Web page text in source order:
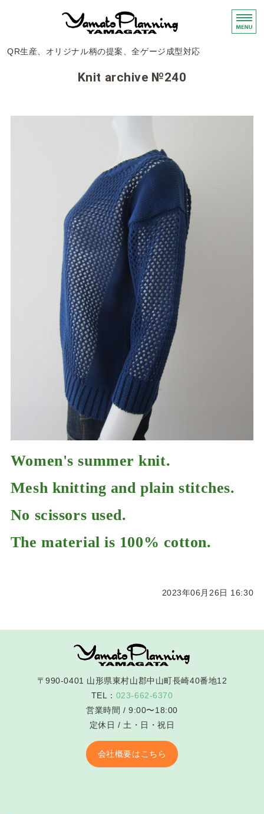
ニット・布帛製
QR生産、オリジナル柄の提案、全ゲージ成型対応
Knit archive №240
Women's summer knit.
Mesh knitting and plain stitches.
No scissors used.
The material is 100% cotton.
2023年06月26日 16:30
〒990-0401 山形県東村山郡中山町長崎40番地12
TEL： 023-662-6370
営業時間 / 9:00〜18:00
定休日 / 土・日・祝日
会社概要はこちら